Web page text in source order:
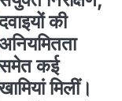
की
कई
मिलीं।